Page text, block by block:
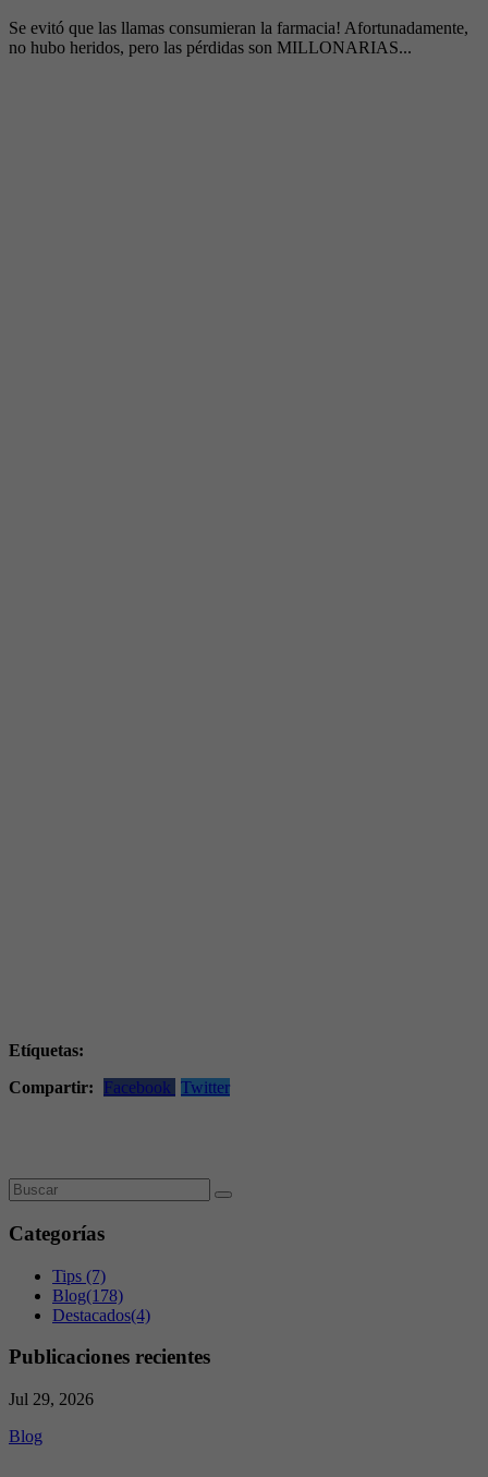
Se evitó que las llamas consumieran la farmacia! Afortunadamente,
no hubo heridos, pero las pérdidas son MILLONARIAS...
Etíquetas:
Compartir:
Facebook Twitter
Categorías
Tips (7)
Blog(178)
Destacados(4)
Publicaciones recientes
Jul 29, 2026
Blog